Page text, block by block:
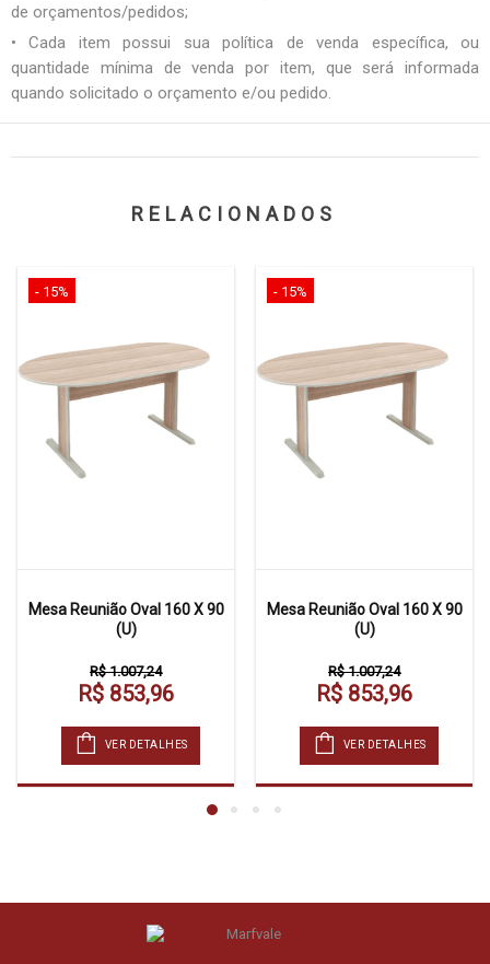
de orçamentos/pedidos;
• Cada item possui sua política de venda específica, ou
quantidade mínima de venda por item, que será informada
quando solicitado o orçamento e/ou pedido.
RELACIONADOS
- 15%
Mesa Reunião Oval 160 X 90
(U)
R$ 1.007,24
R$ 853,96
VER DETALHES
- 15%
Mesa Reunião Oval 160 X 90
(U)
R$ 1.007,24
R$ 853,96
VER DETALHES